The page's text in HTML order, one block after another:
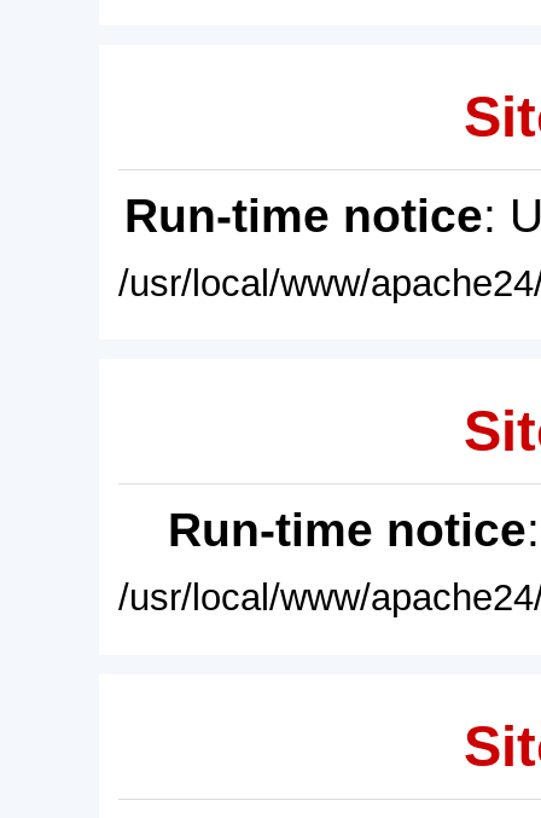
Run-time notice:
/usr/local/www/
Run-time notice
/usr/local/www/